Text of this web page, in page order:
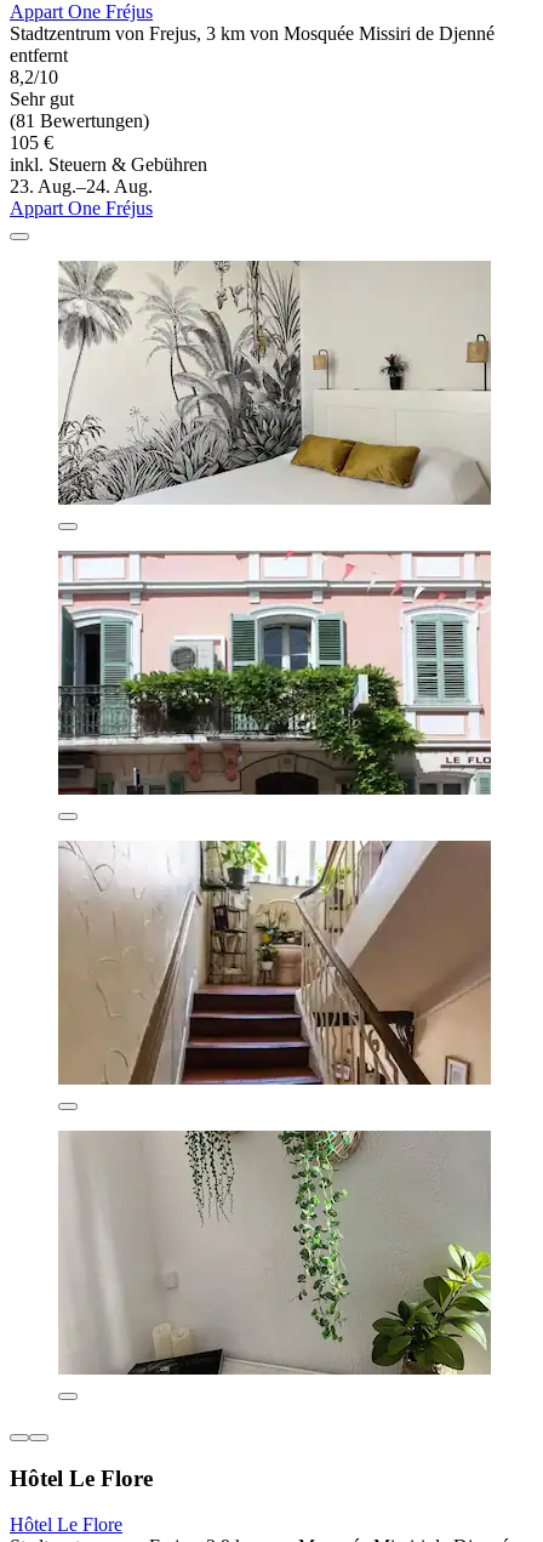
Appart One Fréjus
Stadtzentrum von Frejus, 3 km von Mosquée Missiri de Djenné
entfernt
8,2/10
Sehr gut
(81 Bewertungen)
105 €
inkl. Steuern & Gebühren
23. Aug.–24. Aug.
Appart One Fréjus
Hôtel Le Flore
Hôtel Le Flore